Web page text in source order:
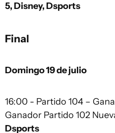
5, Disney, Dsports
Final
Domingo 19 de julio
16:00 - Partido 104 –
Ganador Partido 102
Dsports